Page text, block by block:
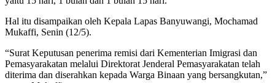
Hal itu disampaikan oleh Kepala Lapas Banyuwangi, Mochamad
Mukaffi, Senin (12/5).
“Surat Keputusan penerima remisi dari Kementerian Imigrasi dan
Pemasyarakatan melalui Direktorat Jenderal Pemasyarakatan telah
diterima dan diserahkan kepada Warga Binaan yang bersangkutan,”